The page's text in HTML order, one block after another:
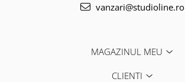
vanzari@studioline.ro
MAGAZINUL MEU
CLIENTI